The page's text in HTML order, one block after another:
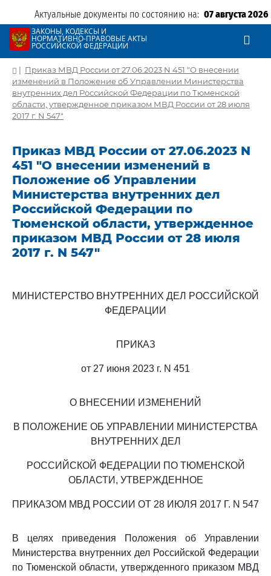
Актуальные документы по состоянию на: 07 августа 2026
ЗАКОНЫ, КОДЕКСЫ И
НОРМАТИВНО-ПРАВОВЫЕ АКТЫ
РОССИЙСКОЙ ФЕДЕРАЦИИ
| Приказ МВД России от 27.06.2023 N 451 "О внесении
изменений в Положение об Управлении Министерства
внутренних дел Российской Федерации по Тюменской
области, утвержденное приказом МВД России от 28 июля
2017 г. N 547"
Приказ МВД России от 27.06.2023 N
451 "О внесении изменений в
Положение об Управлении
Министерства внутренних дел
Российской Федерации по
Тюменской области, утвержденное
приказом МВД России от 28 июля
2017 г. N 547"
МИНИСТЕРСТВО ВНУТРЕННИХ ДЕЛ РОССИЙСКОЙ
ФЕДЕРАЦИИ
ПРИКАЗ
от 27 июня 2023 г. N 451
О ВНЕСЕНИИ ИЗМЕНЕНИЙ
В ПОЛОЖЕНИЕ ОБ УПРАВЛЕНИИ МИНИСТЕРСТВА
ВНУТРЕННИХ ДЕЛ
РОССИЙСКОЙ ФЕДЕРАЦИИ ПО ТЮМЕНСКОЙ
ОБЛАСТИ, УТВЕРЖДЕННОЕ
ПРИКАЗОМ МВД РОССИИ ОТ 28 ИЮЛЯ 2017 Г. N 547
В целях приведения Положения об Управлении
Министерства внутренних дел Российской Федерации
по Тюменской области, утвержденного приказом МВД